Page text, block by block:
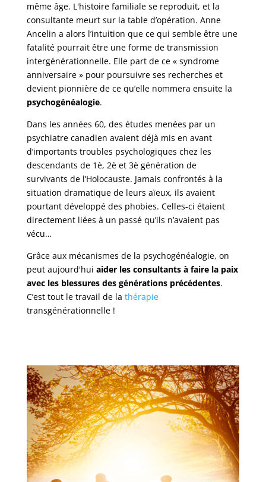
même âge. L'histoire familiale se reproduit, et la
consultante meurt sur la table d’opération. Anne
Ancelin a alors l’intuition que ce qui semble être une
fatalité pourrait être une forme de transmission
intergénérationnelle. Elle part de ce « syndrome
anniversaire » pour poursuivre ses recherches et
devient pionnière de ce qu’elle nommera ensuite la
psychogénéalogie.
Dans les années 60, des études menées par un
psychiatre canadien avaient déjà mis en avant
d’importants troubles psychologiques chez les
descendants de 1è, 2è et 3è génération de
survivants de l’Holocauste. Jamais confrontés à la
situation dramatique de leurs aïeux, ils avaient
pourtant développé des phobies. Celles-ci étaient
directement liées à un passé qu’ils n’avaient pas
vécu…
Grâce aux mécanismes de la psychogénéalogie, on
peut aujourd'hui aider les consultants à faire la paix
avec les blessures des générations précédentes.
C’est tout le travail de la thérapie
transgénérationnelle !